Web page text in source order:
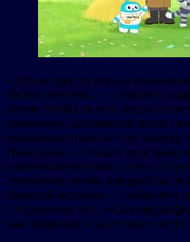
«Это не просто игра, а
частью истории, — говорит
хотим, чтобы те, кто когда-то
телевизора, вспомнили тепло
поколение открыло этот шедевр
Наша цель — создать
единомышленников и весело
стремимся, чтобы каждый шаг в
большой истории, — добавляет
Сотрудничество с
как цифровое и настоящее